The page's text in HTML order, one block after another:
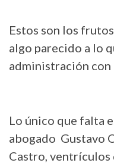
Estos son los
algo parecido a lo
administración
Lo único que falta
abogado Gustavo
Castro,